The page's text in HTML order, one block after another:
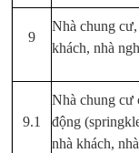
9
Nhà chung cư,
khách, nhà
9.1
Nhà chung cư
động
nhà khách,